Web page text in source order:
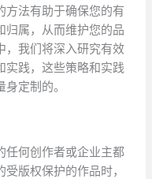
方法有助于确保您的有
归属，从而维护您的品
，我们将深入研究有效
实践，这些策略和实践
定制的。
任何创作者或企业主都
版权保护的作品时，